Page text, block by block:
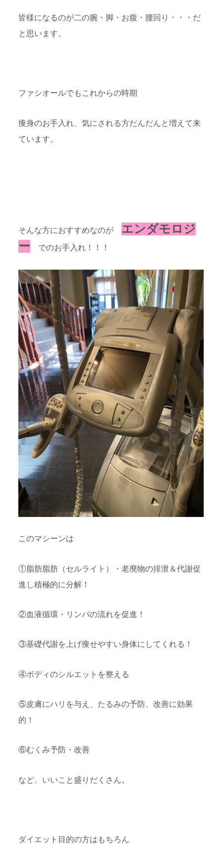
皆様になるのが二の腕・脚・お腹・腰回り・・・だ
と思います。
ファシオールでもこれからの時期
痩身のお手入れ、気にされる方だんだんと増えて来
ています。
そんな方におすすめなのが エンダモロジ
ー でのお手入れ！！！
このマシーンは
①脂肪脂肪（セルライト）・老廃物の排泄＆代謝促
進し積極的に分解！
②血液循環・リンパの流れを促進！
③基礎代謝を上げ痩せやすい身体にしてくれる！
④ボディのシルエットを整える
⑤皮膚にハリを与え、たるみの予防、改善に効果
的！
⑥むくみ予防・改善
など、いいこと盛りだくさん。
ダイエット目的の方はもちろん